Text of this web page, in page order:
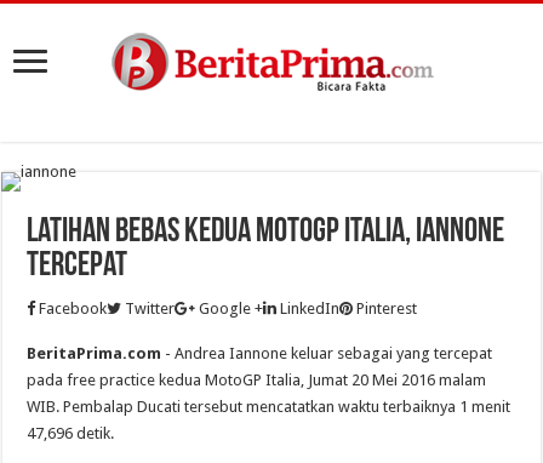
Latihan Bebas Kedua MotoGP Italia, Iannone
Tercepat
Facebook Twitter Google + LinkedIn Pinterest
BeritaPrima.com - Andrea Iannone keluar sebagai yang tercepat
pada free practice kedua MotoGP Italia, Jumat 20 Mei 2016 malam
WIB. Pembalap Ducati tersebut mencatatkan waktu terbaiknya 1 menit
47,696 detik.